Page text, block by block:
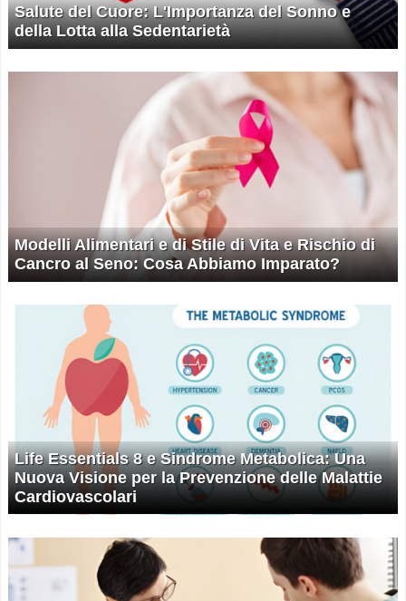
Salute del Cuore: L'Importanza del Sonno e
della Lotta alla Sedentarietà
Modelli Alimentari e di Stile di Vita e Rischio di
Cancro al Seno: Cosa Abbiamo Imparato?
Life Essentials 8 e Sindrome Metabolica: Una
Nuova Visione per la Prevenzione delle Malattie
Cardiovascolari